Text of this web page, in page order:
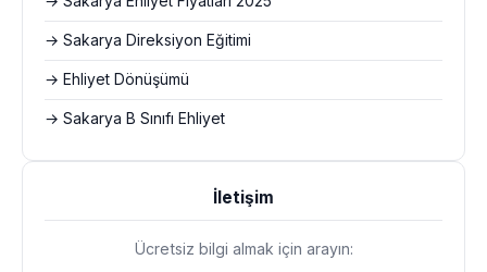
→ Sakarya Direksiyon Eğitimi
→ Ehliyet Dönüşümü
→ Sakarya B Sınıfı Ehliyet
İletişim
Ücretsiz bilgi almak için arayın: